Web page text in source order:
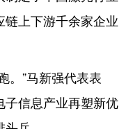
链上下游千余家企业
”马新强代表表
子信息产业再塑新优